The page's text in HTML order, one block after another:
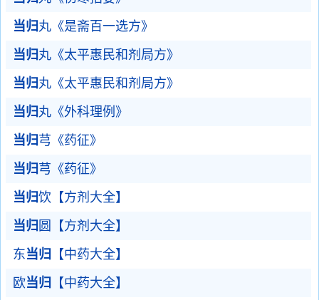
当归 丸《是斋百一选方》
当归 丸《太平惠民和剂局方》
当归 丸《太平惠民和剂局方》
当归 丸《外科理例》
当归 芎《药征》
当归 芎《药征》
当归饮【方剂大全】
当归 圆【方剂大全】
东当归
【中药大全】
欧当归
【中药大全】